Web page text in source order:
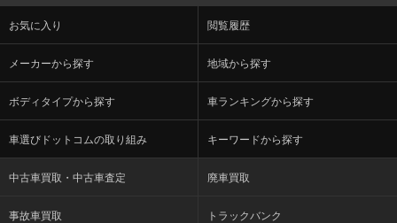
お気に入り 閲覧履歴
メーカーから探す 地域から探す
ボディタイプから探す 車ランキングから探す
車選びドットコムの取り組み キーワードから探す
中古車買取・中古車査定 廃車買取
事故車買取 トラックバンク